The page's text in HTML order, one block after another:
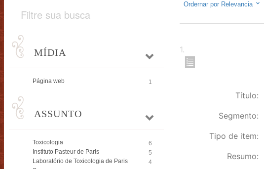
Filtre sua busca
MÍDIA
Página web 1
ASSUNTO
Toxicologia
6
Instituto Pasteur de Paris
5
Laboratório de Toxicologia de Paris
4
Ordernar por Relevancia
1.
Título:
Segmento:
Tipo de item:
Resumo: